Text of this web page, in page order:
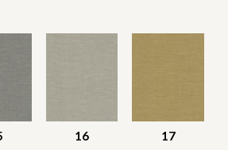
16 17